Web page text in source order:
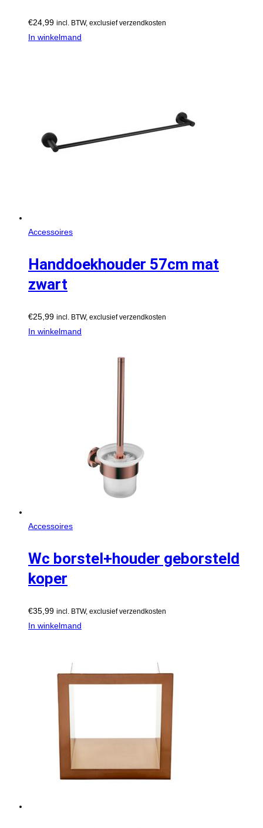
€24,99 incl. BTW, exclusief verzendkosten
In winkelmand
Accessoires
Handdoekhouder 57cm mat
zwart
€25,99 incl. BTW, exclusief verzendkosten
In winkelmand
Accessoires
Wc borstel+houder geborsteld
koper
€35,99 incl. BTW, exclusief verzendkosten
In winkelmand